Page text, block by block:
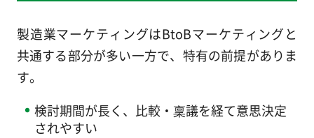
製造業マーケティングはBtoBマーケティングと
共通する部分が多い一方で、特有の前提がありま
す。
検討期間が長く、比較・稟議を経て意思決定
されやすい